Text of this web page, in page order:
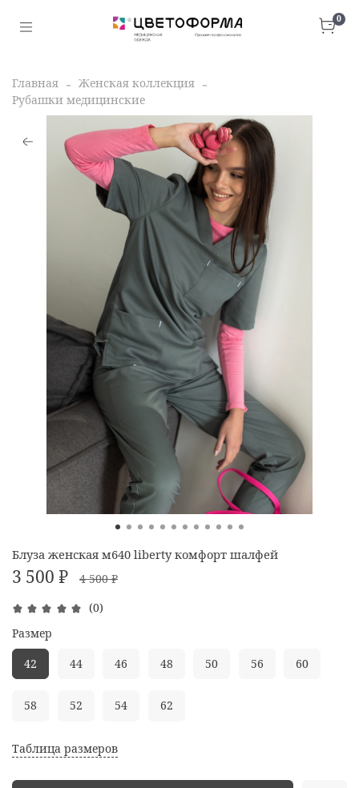
0
Главная
Женская коллекция
Рубашки медицинские
(0)
Блуза женская м640 liberty комфорт шалфей
3 500 ₽ 4 500 ₽
Таблица размеров
Размер
42
44 46 48 50 56 60
58 52 54 62